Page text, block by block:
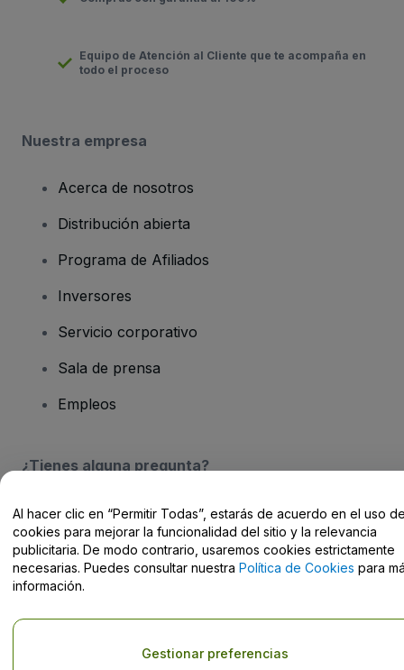
Equipo de Atención al Cliente que te acompaña en
todo el proceso
Nuestra empresa
Acerca de nosotros
Distribución abierta
Programa de Afiliados
Inversores
Servicio corporativo
Sala de prensa
Empleos
¿Tienes alguna pregunta?
Centro de Ayuda / Contacto
Derechos reservados © viagogo Entertainment Inc 2026 Datos de
El uso de este sitio web constituye la aceptación de los
Política de Privacidad, de laPolítica de Cookies
Al hacer clic en “Permitir Todas”, estarás de acuerdo en el uso
cookies para mejorar la funcionalidad del sitio y la relevancia
publicitaria. De modo contrario, usaremos cookies estrictamente
necesarias. Puedes consultar nuestra Política de Cookies para
información.
Gestionar preferencias